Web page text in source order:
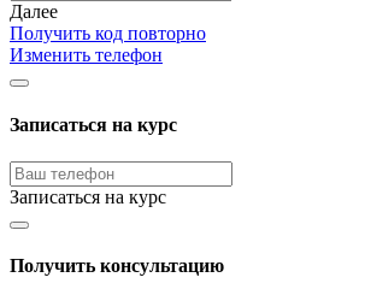
Далее
Получить код повторно
Изменить телефон
Записаться на курс
Записаться на курс
Получить консультацию